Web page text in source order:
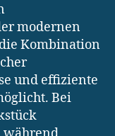
modernen
Kombination
und effiziente
Bei